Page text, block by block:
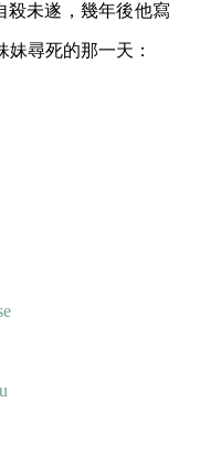
殺未遂，幾年後他寫
妹尋死的那一天：